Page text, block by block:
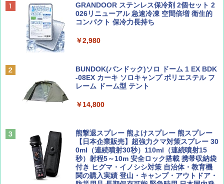
BE-PAL(ビ-パル) 2026年 9 月号【特別付録:
SOTO ミニマル"旅"財布 ランダム2種】
ディズニーファン ２０２６年 ９月号 [雑
誌] (ＤＩＳＮＥＹ ＦＡＮ)
山と溪谷 2026年8月号「南アルプス大全」
￥1,540
D40 地球の歩き方 チェンマイ タイ北部の魅
力的な町 2026～2027 地球の歩き方D アジア
地球の歩き方 スター・ウォーズ
￥2,695
僕が見た未来【完全版】
￥0
[キャンパーズコレクション 山善] ポップアッ
プテント 傘みたいに広げて畳める パッとサ
ッとサンシェード キューブ フルクローズ メ
&ハイキング カーキ PATC-150(KH)
PYKES PEAK (パイクスピーク) 着替えテン
人用 折りたたみ 防災グッズ 災害用トイレ ビ
￥4,980
ENDLESS BASE 《めざましテレビで紹介》
テント ワンタッチ RENEW 幅200 2-3人用 43
GRANDOOR ステンレス保冷剤 2個セット 2
026リニューアル 急速冷凍 空間倍増 衛生的
コンパクト 保冷力長持ち
￥2,980
BUNDOK(バンドック)ソロ ドーム 1 EX BDK
-08EX カーキ ソロキャンプ ポリエステル フ
レーム ドーム型 テント
￥14,800
熊撃退スプレー 熊よけスプレー 熊スプレー
【日本企業販売】超強力クマ対策スプレー 30
0ml（連続噴射30秒）110ml（連続噴射15
秒）射程5～10m 安全ロック搭載 携帯収納袋
付き ヒグマ・イノシシ対策 自治体・教育機
関の購入実績 登山・キャンプ・アウトドア・